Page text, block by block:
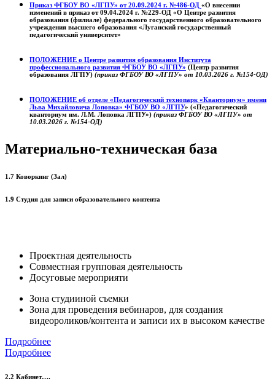
Приказ ФГБОУ ВО «ЛГПУ» от 20.09.2024 г. №486-ОД «О внесении
изменений в приказ от 09.04.2024 г. №229-ОД «О Центре развития
образования (филиале) федерального государственного образовательного
учреждения высшего образования «Луганский государственный
педагогический университет»
ПОЛОЖЕНИЕ о Центре развития образования Института
профессионального развития ФГБОУ ВО «ЛГПУ» (Центр развития
образования ЛГПУ) (приказ ФГБОУ ВО «ЛГПУ» от 10.03.2026 г. №154-ОД)
ПОЛОЖЕНИЕ об отделе «Педагогический технопарк «Кванториум» имени
Льва Михайловича Лоповка» ФГБОУ ВО «ЛГПУ» («Педагогический
кванториум им. Л.М. Лоповка ЛГПУ») (приказ ФГБОУ ВО «ЛГПУ» от
10.03.2026 г. №154-ОД)
Материально-техническая база
1.7 Коворкинг (Зал)
1.9 Студия для записи образовательного контента
Проектная деятельность
Совместная групповая деятельность
Досуговые мероприяти
Зона студииной съемки
Зона для проведения вебинаров, для создания
видеороликов/контента и записи их в высоком качестве
Подробнее
Подробнее
2.2 Кабинет….